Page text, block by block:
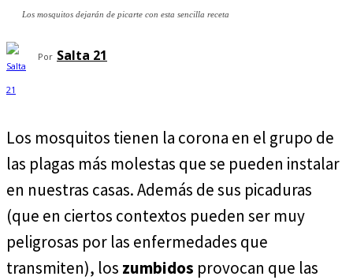
Los mosquitos dejarán de picarte con esta sencilla receta
Por Salta 21
Los mosquitos tienen la corona en el grupo de
las plagas más molestas que se pueden instalar
en nuestras casas. Además de sus picaduras
(que en ciertos contextos pueden ser muy
peligrosas por las enfermedades que
transmiten), los zumbidos provocan que las